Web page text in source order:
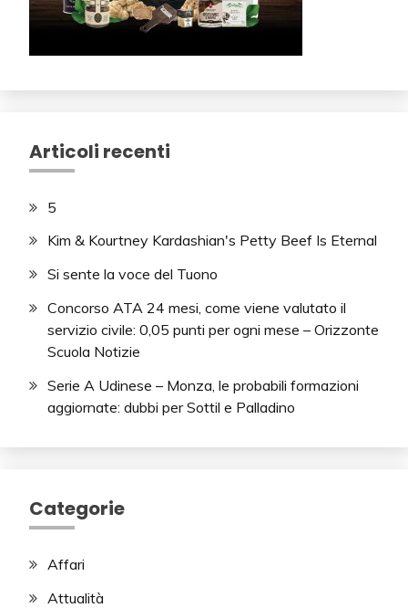
Articoli recenti
5
Kim & Kourtney Kardashian's Petty Beef Is Eternal
Si sente la voce del Tuono
Concorso ATA 24 mesi, come viene valutato il
servizio civile: 0,05 punti per ogni mese – Orizzonte
Scuola Notizie
Serie A Udinese – Monza, le probabili formazioni
aggiornate: dubbi per Sottil e Palladino
Categorie
Affari
Attualità